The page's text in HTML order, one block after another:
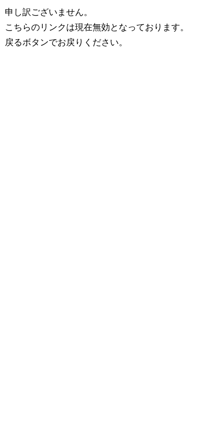
申し訳ございません。
こちらのリンクは現在無効となっております。
戻るボタンでお戻りください。